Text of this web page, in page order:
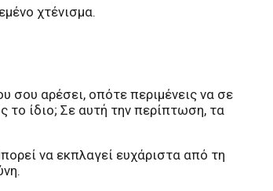
χτένισμα.
σου αρέσει, οπότε περιμένεις να σε
το ίδιο; Σε αυτή την περίπτωση, τα
να εκπλαγεί ευχάριστα από τη